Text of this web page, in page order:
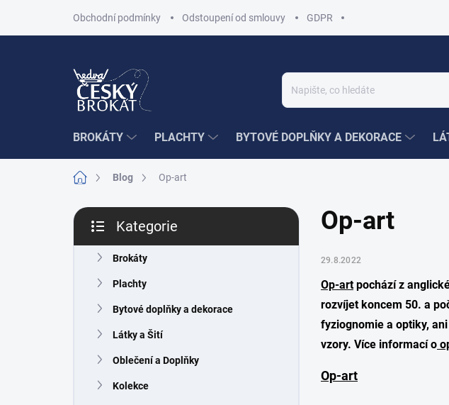
Obchodní podmínky Odstoupení od smlouvy GDPR
BROKÁTY PLACHTY BYTOVÉ DOPLŇKY A DEKORACE
Domů Blog Op-art
P
s
kategorie
Kategorie
Brokáty
Plachty
Bytové doplňky a dekorace
Látky a Šití
Oblečení a Doplňky
Kolekce
Op-art
29.8.2022
Op-artpochází z
rozvíjet koncem 50. a
fyziognomie a optiky,
vzory. Více informací o
Op-art